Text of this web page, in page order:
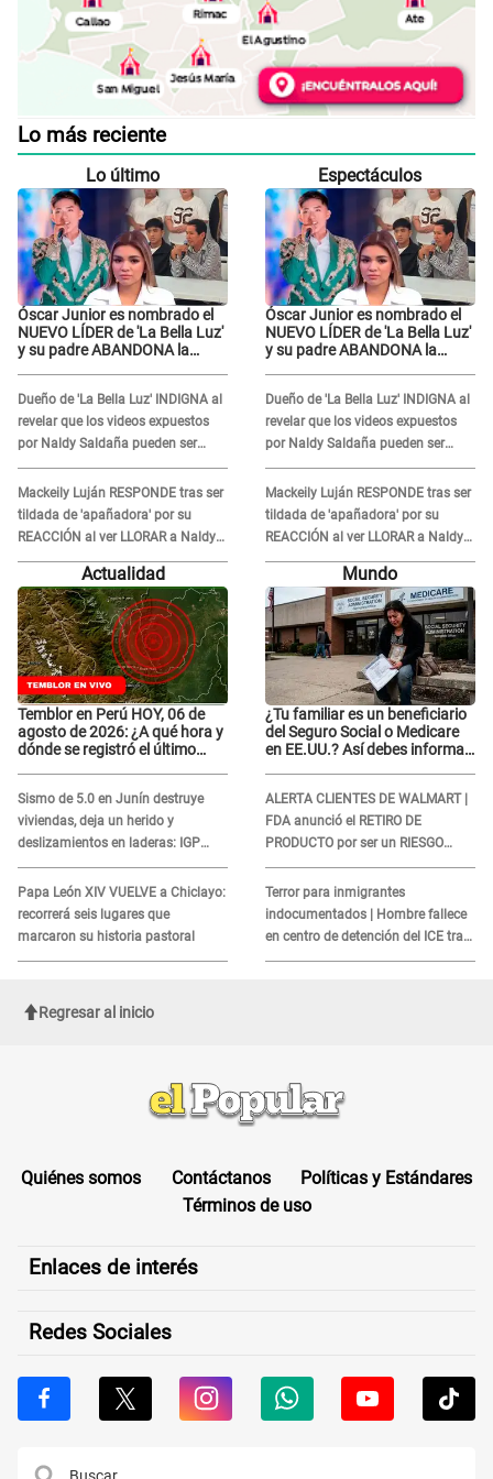
Lo más reciente
Lo último
Óscar Junior es nombrado el
NUEVO LÍDER de 'La Bella Luz'
y su padre ABANDONA la
Dueño de 'La Bella Luz' INDIGNA al
revelar que los videos expuestos
por Naldy Saldaña pueden ser
EDITADOS: "Yo tengo sus dos
visitas..."
Mackeily Luján RESPONDE tras ser
tildada de 'apañadora' por su
REACCIÓN al ver LLORAR a Naldy
Saldaña tras acoso: "No sabía la
Espectáculos
Óscar Junior es nombrado el
NUEVO LÍDER de 'La Bella Luz'
y su padre ABANDONA la
Dueño de 'La Bella Luz' INDIGNA al
revelar que los videos expuestos
por Naldy Saldaña pueden ser
EDITADOS: "Yo tengo sus dos
visitas..."
Mackeily Luján RESPONDE tras ser
tildada de 'apañadora' por su
REACCIÓN al ver LLORAR a Naldy
Saldaña tras acoso: "No sabía la
Actualidad
Temblor en Perú HOY, 06 de
agosto de 2026: ¿A qué hora y
dónde se registró el último
Sismo de 5.0 en Junín destruye
viviendas, deja un herido y
deslizamientos en laderas: IGP
alerta sobre posibles réplicas
Papa León XIV VUELVE a Chiclayo:
recorrerá seis lugares que
marcaron su historia pastoral
Mundo
¿Tu familiar es un beneficiario
del Seguro Social o Medicare
en EE.UU.? Así debes informar
ALERTA CLIENTES DE WALMART |
FDA anunció el RETIRO DE
PRODUCTO por ser un RIESGO
MORTAL para consumidores: ¿Cuál
es?
Terror para inmigrantes
indocumentados | Hombre fallece
en centro de detención del ICE tras
sufrir una "emergencia médica"
Regresar al inicio
Quiénes somos Contáctanos
Políticas y Estándares
Términos de uso
Enlaces de interés
Redes Sociales